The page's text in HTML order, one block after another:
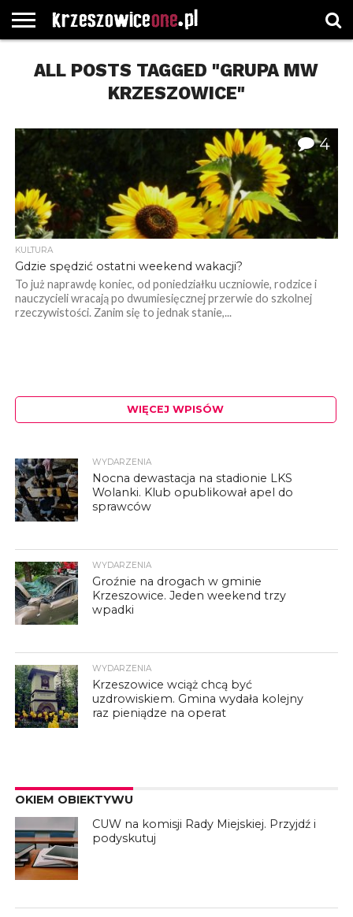
GŁÓWNA
WYBORY
SAMORZĄDOWE
WYBIERZ
KATEGORIE
ROZKŁADY
JAZDY
GREGORCZYK
WATCH
KONTAKT
ALL POSTS TAGGED "GRUPA MW
KRZESZOWICE"
4
KULTURA
Gdzie spędzić ostatni weekend wakacji?
To już naprawdę koniec, od poniedziałku uczniowie, rodzice i
nauczycieli wracają po dwumiesięcznej przerwie do szkolnej
rzeczywistości. Zanim się to jednak stanie,...
WIĘCEJ WPISÓW
WYDARZENIA
Nocna dewastacja na stadionie LKS
Wolanki. Klub opublikował apel do
sprawców
WYDARZENIA
Groźnie na drogach w gminie
Krzeszowice. Jeden weekend trzy
wpadki
WYDARZENIA
Krzeszowice wciąż chcą być
uzdrowiskiem. Gmina wydała kolejny
raz pieniądze na operat
OKIEM OBIEKTYWU
CUW na komisji Rady Miejskiej. Przyjdź i
podyskutuj